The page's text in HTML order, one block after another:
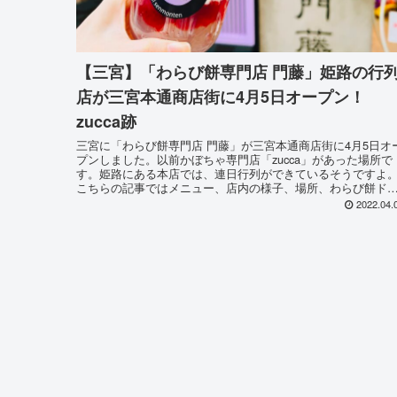
【三宮】「わらび餅専門店 門藤」姫路の行
店が三宮本通商店街に4月5日オープン！
zucca跡
三宮に「わらび餅専門店 門藤」が三宮本通商店街に4月5日オ
プンしました。以前かぼちゃ専門店「zucca」があった場所で
す。姫路にある本店では、連日行列ができているそうですよ。
こちらの記事ではメニュー、店内の様子、場所、わらび餅ドリ
ンクを飲んでみた感想や、わらび餅ぜいみを食べた感想など